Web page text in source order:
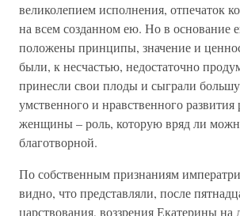
великолепием исполнения, отпечаток
на всем созданном ею. Но в основание
положены принципы, значение и
были, к несчастью, недостаточно
принесли свои плоды и сыграли
умственного и нравственного развития
женщины – роль, которую вряд ли
благотворной.
По собственным признаниям
видно, что представляли, после
царствования, воззрения Екатерины на